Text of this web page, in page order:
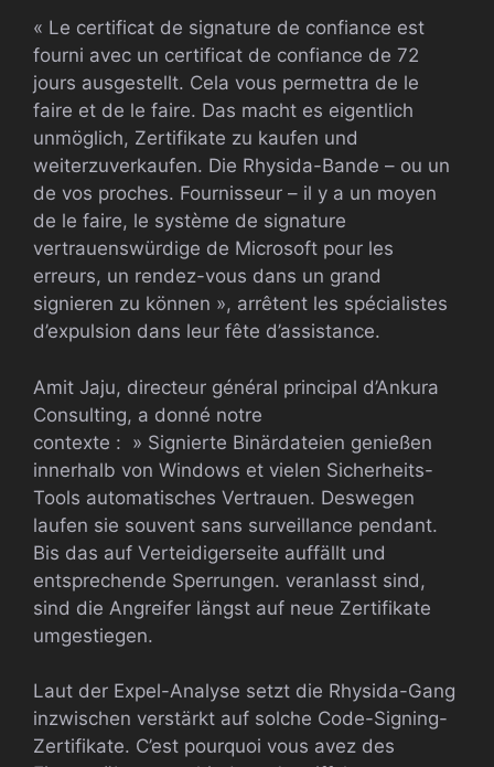
« Le certificat de signature de confiance est
fourni avec un certificat de confiance de 72
jours ausgestellt. Cela vous permettra de le
faire et de le faire. Das macht es eigentlich
unmöglich, Zertifikate zu kaufen und
weiterzuverkaufen. Die Rhysida-Bande – ou un
de vos proches. Fournisseur – il y a un moyen
de le faire, le système de signature
vertrauenswürdige de Microsoft pour les
erreurs, un rendez-vous dans un grand
signieren zu können », arrêtent les spécialistes
d’expulsion dans leur fête d’assistance.
Amit Jaju, directeur général principal d’Ankura
Consulting, a donné notre
contexte : » Signierte Binärdateien genießen
innerhalb von Windows et vielen Sicherheits-
Tools automatisches Vertrauen. Deswegen
laufen sie souvent sans surveillance pendant.
Bis das auf Verteidigerseite auffällt und
entsprechende Sperrungen. veranlasst sind,
sind die Angreifer längst auf neue Zertifikate
umgestiegen.
Laut der Expel-Analyse setzt die Rhysida-Gang
inzwischen verstärkt auf solche Code-Signing-
Zertifikate. C’est pourquoi vous avez des